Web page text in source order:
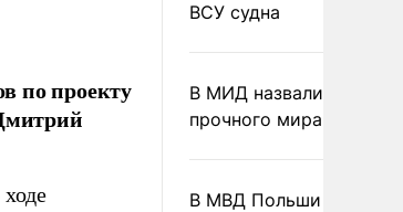
по проекту
ВСУ судна
В МИД назвали условия
прочного мира на
В МВД Польши назвали